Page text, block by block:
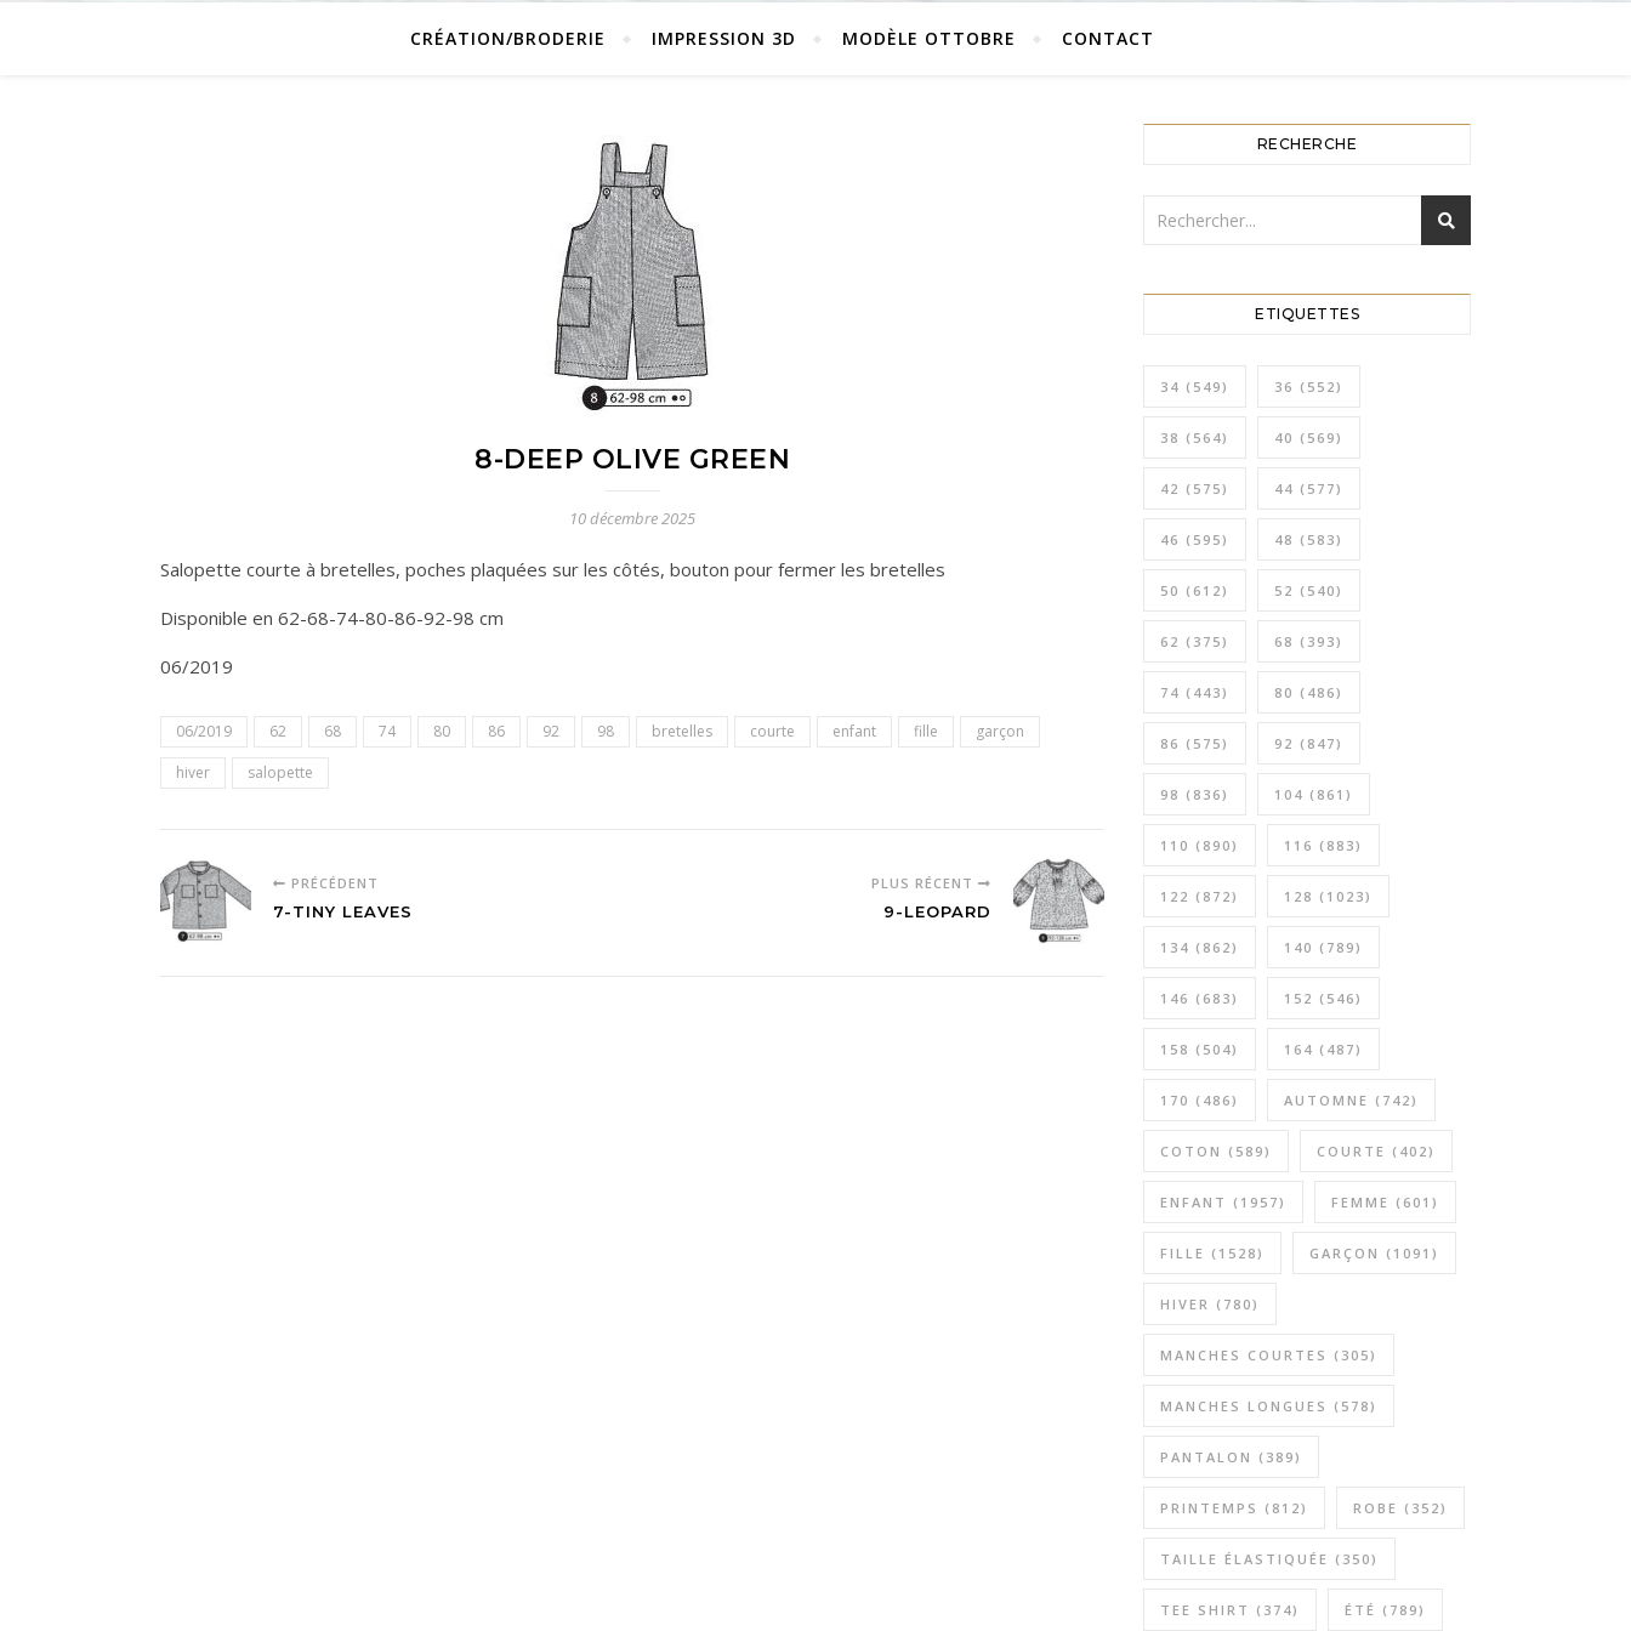
CRÉATION/BRODERIE IMPRESSION 3D MODÈLE OTTOBRE CONTACT
8-DEEP OLIVE GREEN
10 décembre 2025
Salopette courte à bretelles, poches plaquées sur les côtés, bouton pour fermer les bretelles
Disponible en 62-68-74-80-86-92-98 cm
06/2019
06/2019 62 68 74 80 86 92 98 bretelles courte enfant fille
garçon
hiver
salopette
PRÉCÉDENT
7-TINY LEAVES
PLUS RÉCENT
9-LEOPARD
RECHERCHE
ETIQUETTES
34 (549) 36 (552)
38 (564) 40 (569)
42 (575) 44 (577)
46 (595) 48 (583)
50 (612) 52 (540)
62 (375) 68 (393)
74 (443) 80 (486)
86 (575) 92 (847)
98 (836) 104 (861)
110 (890) 116 (883)
122 (872) 128 (1023)
134 (862) 140 (789)
146 (683) 152 (546)
158 (504) 164 (487)
170 (486) AUTOMNE (742)
COTON (589) COURTE (402)
ENFANT (1957) FEMME (601)
FILLE (1528) GARÇON (1091)
HIVER (780)
MANCHES COURTES (305)
MANCHES LONGUES (578)
PANTALON (389)
PRINTEMPS (812) ROBE (352)
TAILLE ÉLASTIQUÉE (350)
TEE SHIRT (374) ÉTÉ (789)